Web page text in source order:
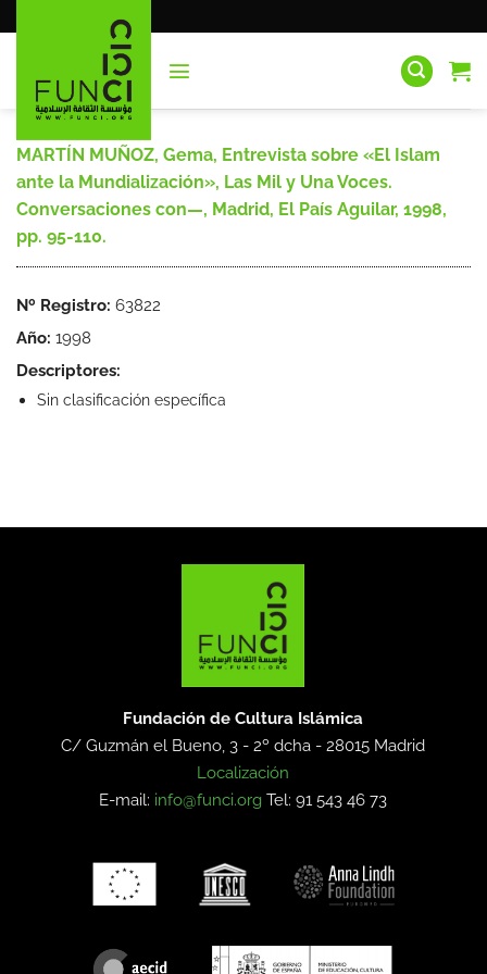
al
MARTÍN MUÑOZ, Gema, Entrevista sobre «El Islam
ante la Mundialización», Las Mil y Una Voces.
Conversaciones con—, Madrid, El País Aguilar, 1998,
pp. 95-110.
Nº Registro: 63822
Año: 1998
Descriptores:
Sin clasificación específica
Fundación de Cultura Islámica
C/ Guzmán el Bueno, 3 - 2º dcha -28015 Madrid
Localización
E-mail: info@funci.org Tel: 91 543 46 73